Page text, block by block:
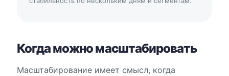
Когда можно масштабировать
Масштабирование имеет смысл, когда